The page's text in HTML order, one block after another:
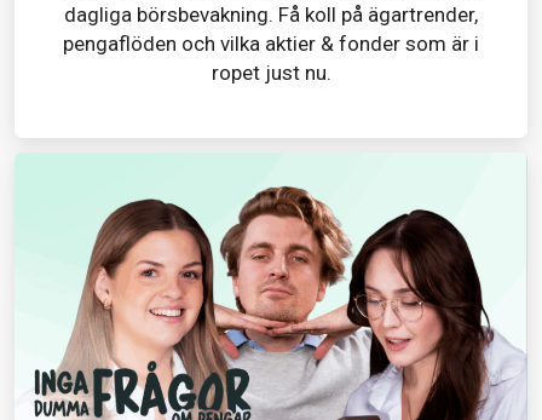
dagliga börsbevakning. Få koll på ägartrender,
pengaflöden och vilka aktier & fonder som är i
ropet just nu.